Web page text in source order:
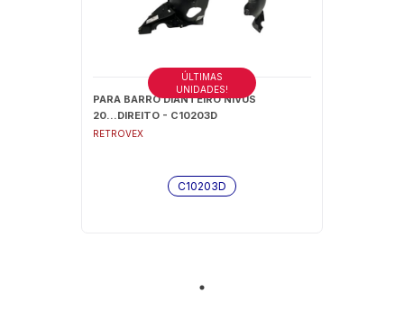
PARA BARRO DIANTEIRO NIVUS
20...DIREITO - C10203D
RETROVEX
ÚLTIMAS
UNIDADES!
C10203D